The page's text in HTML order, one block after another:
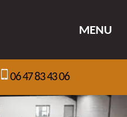
MENU
06 47 83 43 06